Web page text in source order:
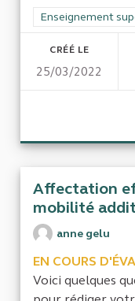
Filtrer les
Enseignement
CRÉÉ LE
25/03/2022
Affectation
mobilité
anne gelu
EN COURS
Voici quelques